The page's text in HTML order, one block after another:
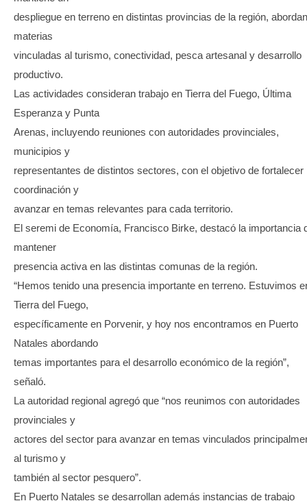
despliegue en terreno en distintas provincias de la región,
materias
vinculadas al turismo, conectividad, pesca artesanal y desarrollo
productivo.
Las actividades consideran trabajo en Tierra del Fuego, Última
Esperanza y Punta
Arenas, incluyendo reuniones con autoridades provinciales,
municipios y
representantes de distintos sectores, con el objetivo de fortalecer
coordinación y
avanzar en temas relevantes para cada territorio.
El seremi de Economía, Francisco Birke, destacó la importancia
mantener
presencia activa en las distintas comunas de la región.
“Hemos tenido una presencia importante en terreno. Estuvimos
Tierra del Fuego,
específicamente en Porvenir, y hoy nos encontramos en Puerto
Natales abordando
temas importantes para el desarrollo económico de la región”,
señaló.
La autoridad regional agregó que “nos reunimos con autoridades
provinciales y
actores del sector para avanzar en temas vinculados
al turismo y
también al sector pesquero”.
En Puerto Natales se desarrollan además instancias de trabajo